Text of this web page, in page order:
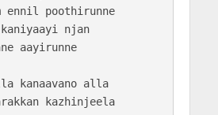
ennil poothirunne
kaniyaayi njan
aayirunne
kanaavano alla
kazhinjeela